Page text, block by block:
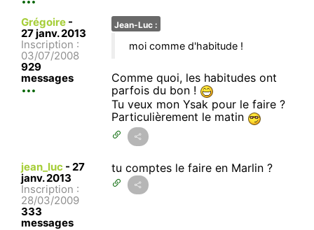
Grégoire -
27 janv. 2013
Inscription :
03/07/2008
929
messages
Jean-Luc :
moi comme d'habitude !
Comme quoi, les habitudes ont
parfois du bon !
Tu veux mon Ysak pour le faire ?
Particulièrement le matin
jean_luc - 27
janv. 2013
Inscription :
28/03/2009
333
messages
tu comptes le faire en Marlin ?